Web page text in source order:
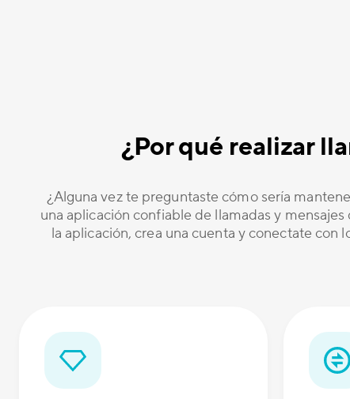
¿Por qué realizar
¿Alguna vez te preguntaste cómo sería
una aplicación confiable de llamadas y
la aplicación, crea una cuenta y conectate con